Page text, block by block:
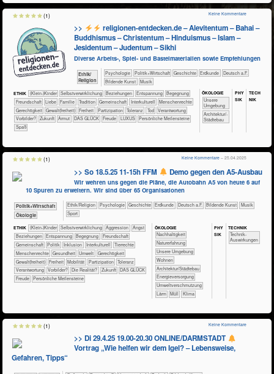
>>
religionen-entdecken.de – Alevitentum – Bahai –
Buddhismus – Christentum – Hinduismus – Islam –
Jesidentum – Judentum – Sikhi
Diverse Arbeits-, Spiel- und Bastelmaterialien sowie Empfehlungen
​​​​​​​​​​Ethik/​
Religion
​​​​​​​​​​Psychologie ​​​​​​​​​Politik+​Wirtschaft ​​​​​​​​Geschichte ​​​​​Erdkunde
​​​Deutsch a.F.
Bildende Kunst
Musik
ETHIK (Klein-)Kinder ​​​​​​​​​​​​​​​​​​​​​​​​​​​​​​​​​​​​​​​​Selbst­verwirklichung ​​​​​​​​​​​​​Beziehungen ​​​​​​​​​​​​​Entspannung
​​​​​​​​​​​​Begegnung
​​​​​​​​​​​​Freundschaft
​​​​​​​​​​​​Liebe ​​​​​​​​​​​Familie ​​​​​​​​​​​Tradition ​​​​​​​​​​Gemeinschaft ​​​​​​​​Interkulturell
​​​​​​​Menschenrechte
​​​​Gerechtigkeit
​​​​Gewalt(freiheit) ​​​Freiheit ​​​Partizipation ​​​Toleranz ​​Tod
​​Verantwortung
​​Vorbilder?
​Zukunft Armut DAS GLÜCK Freude LUXUS
Persönliche Meilensteine
Spaß
ÖKO​LOGIE
​​​​​​​​​​​​​Unsere
Umgebung
​​​Architektur/­
Städtebau
PHY​
SIK
TECH​
NIK
Keine Kommentare
(1)
>> So 18.5.25 11-15h FFM Demo gegen den A5-Ausbau
Wir wehren uns gegen die Pläne, die Autobahn A5 von heute 6 auf
10 Spuren zu erweitern. Wir sind über 65 Organisationen
​​​​​​​​​Politik+​Wirtschaft
​​​​​​​Ökologie
​​​​​​​​​​Ethik/​Religion ​​​​​​​​​​Psychologie ​​​​​​​​Geschichte ​​​​​Erdkunde ​​​Deutsch a.F. Bildende Kunst
Musik
Sport
ETHIK (Klein-)Kinder ​​​​​​​​​​​​​​​​​​​​​​​​​​​​​​​​​​​​​​​​Selbst­verwirklichung ​​​​​​​​​​​​​Aggression
​​​​​​​​​​​​​Angst
​​​​​​​​​​​​​Beziehungen
​​​​​​​​​​​​​Entspannung ​​​​​​​​​​​​Begegnung
​​​​​​​​​​​​Freundschaft
​​​​​​​​​​Gemeinschaft
​​​​​​​​​Politik ​​​​​​​​Inklusion ​​​​​​​​Interkulturell
​​​​​​​​Tierrechte
​​​​​​​Menschenrechte
​​​​​​Gesundheit ​​​​​Umwelt
​​​​Gerechtigkeit
​​​​Gewalt(freiheit)
​​​Freiheit ​​​Mobilität ​​​Partizipation
​​​Toleranz
​​Verantwortung
​​Vorbilder? ​Die Realität? ​Zukunft
DAS GLÜCK
Freude
Persönliche Meilensteine
ÖKO​LOGIE
​​​​​​​​​​​​​​​Nachhaltigkeit
​​​​​​​​​​​​​Naturerfahrung
​​​​​​​​​​​​​Unsere Umgebung
​​​​Wohnen
​​​Architektur/­Städtebau
​​​Energieversorgung
​​Umweltverschmutzung
​Lärm
​Müll Klima
PHY​
SIK
TECH​NIK
​​​​​​Technik-
Auswirkungen
Keine Kommentare – 25.04.2025
(1)
>> Di 29.4.25 19.00-20.30 ONLINE/DARMSTADT
Vortrag „Wie helfen wir dem Igel? – Lebensweise,
Gefahren, Tipps“
Keine Kommentare
(1)